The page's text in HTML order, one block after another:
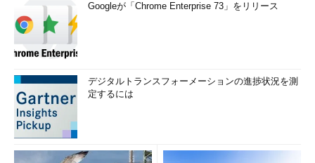
Googleが「Chrome Enterprise 73」をリリース
デジタルトランスフォーメーションの進捗状況を測
定するには